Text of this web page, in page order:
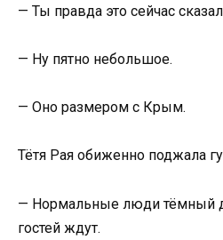
— Ты правда это сейчас
— Ну пятно небольшое.
— Оно размером с Крым.
Тётя Рая обиженно поджала
— Нормальные люди тёмный
гостей ждут.